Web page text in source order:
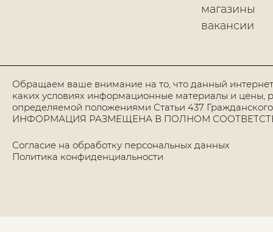
магазины
вакансии
Обращаем ваше внимание на то, что данный
каких условиях информационные материалы и цены,
определяемой положениями Статьи 437
ИНФОРМАЦИЯ РАЗМЕЩЕНА В ПОЛНОМ
Согласие на обработку персональных данных
Политика конфиденциальности